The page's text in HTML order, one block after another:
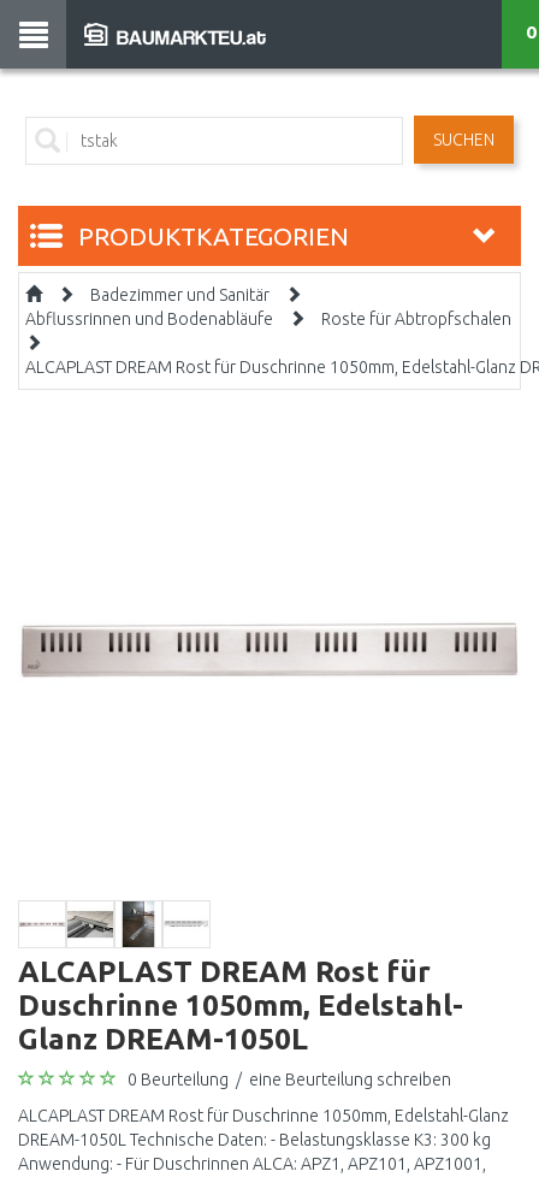
SUCHEN
PRODUKTKATEGORIEN
Badezimmer und Sanitär
Abflussrinnen und Bodenabläufe
Roste für Abtropfschalen
ALCAPLAST DREAM Rost für Duschrinne 1050mm, Edelstahl-Glanz
ALCAPLAST DREAM Rost für
Duschrinne 1050mm, Edelstahl-
Glanz DREAM-1050L
0 Beurteilung / eine Beurteilung schreiben
ALCAPLAST DREAM Rost für Duschrinne 1050mm, Edelstahl-Glanz
DREAM-1050L Technische Daten: - Belastungsklasse K3: 300 kg
Anwendung: - Für Duschrinnen ALCA: APZ1, APZ101, APZ1001,